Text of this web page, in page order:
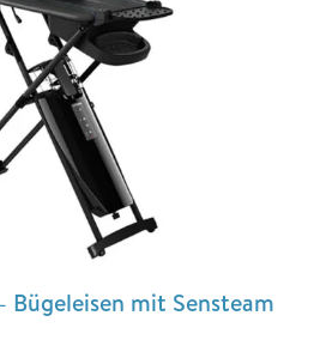
Bügeleisen mit Sensteam